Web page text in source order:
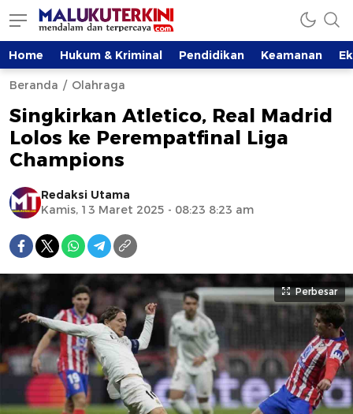
Home Hukum & Kriminal Pendidikan Keamanan
Beranda Olahraga
Singkirkan Atletico, Real Madrid
Lolos ke Perempatfinal Liga
Champions
Redaksi Utama
Kamis, 13 Maret 2025 - 08:23 8:23 am
Perbesar